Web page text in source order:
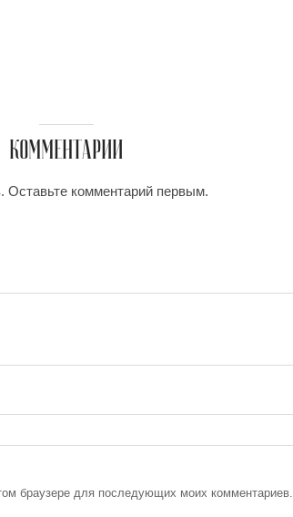
КОММЕНТАРИИ
Оставьте комментарий первым.
браузере для последующих моих комментариев.